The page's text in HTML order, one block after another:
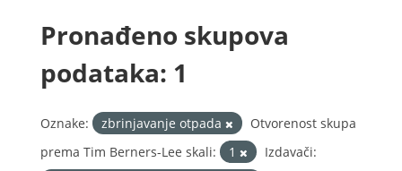
Pronađeno skupova
podataka: 1
Oznake: zbrinjavanje otpada
Otvorenost skupa
prema Tim Berners-Lee skali:
1
Izdavači: